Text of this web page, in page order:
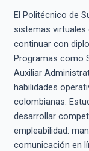
El Politécnico de
sistemas virtuales
continuar con
Programas como
Auxiliar
habilidades
colombianas.
desarrollar
empleabilidad:
comunicación en